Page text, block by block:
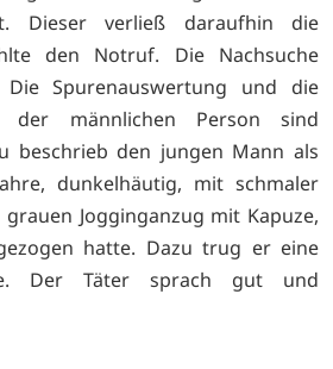
Dieser verließ daraufhin die
den Notruf. Die Nachsuche
Spurenauswertung und die
der männlichen Person sind
beschrieb den jungen Mann als
dunkelhäutig, mit schmaler
Jogginganzug mit Kapuze,
hatte. Dazu trug er eine
Der Täter sprach gut und